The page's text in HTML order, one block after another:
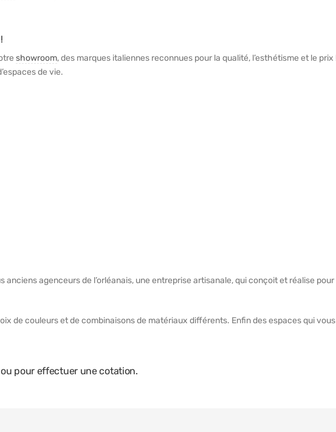
showroom, des marques italiennes reconnues pour la qualité, l’esthétisme et le
de vie.
anciens agenceurs de l’orléanais, une entreprise artisanale, qui conçoit et réalise
de couleurs et de combinaisons de matériaux différents. Enfin des espaces qui
pour effectuer une cotation.